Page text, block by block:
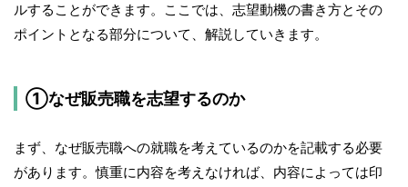
ルすることができます。ここでは、志望動機の書き方とその
ポイントとなる部分について、解説していきます。
①なぜ販売職を志望するのか
まず、なぜ販売職への就職を考えているのかを記載する必要
があります。慎重に内容を考えなければ、内容によっては印